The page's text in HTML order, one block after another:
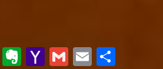
Pinterest
Evernote
Yahoo
GmailEmail